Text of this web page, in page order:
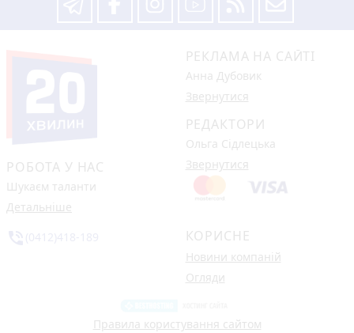
РОБОТА У НАС
Шукаєм таланти
Детальніше
РЕКЛАМА НА САЙТІ
Анна Дубовик
Звернутися
РЕДАКТОРИ
Ольга Сідлецька
Звернутися
КОРИСНЕ
Новини компаній
Огляди
Правила користування сайтом